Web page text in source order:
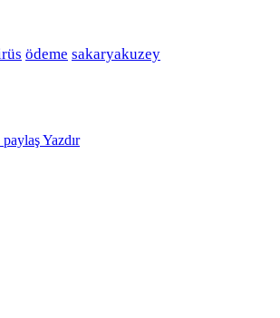
ödeme sakaryakuzey
paylaşYazdır